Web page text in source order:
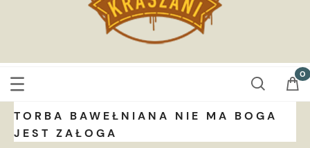
TORBA BAWEŁNIANA NIE MA BOGA
JEST ZAŁOGA